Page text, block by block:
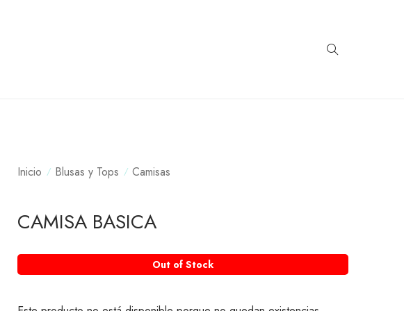
Inicio Blusas y Tops Camisas
CAMISA BASICA
Out of Stock